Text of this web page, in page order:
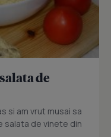
de
si am vrut musai sa
salata de vinete din